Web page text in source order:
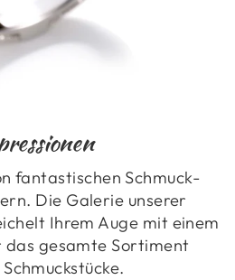
fantastischen Schmuck-
Die Galerie unserer
Ihrem Auge mit einem
das gesamte Sortiment